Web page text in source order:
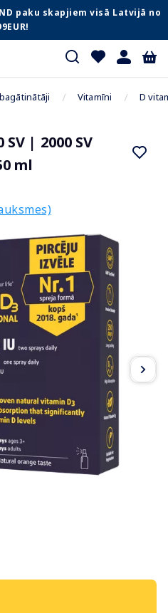
paku skapjiem visā Latvijā no
Vitamīni D
SV | 2000 SV
ml